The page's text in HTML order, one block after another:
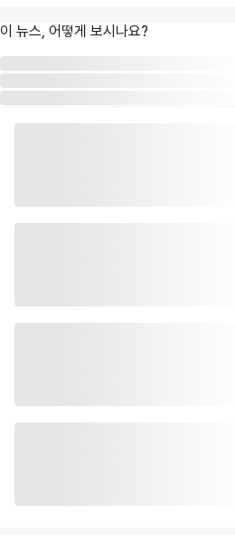
이 뉴스, 어떻게 보시나요?